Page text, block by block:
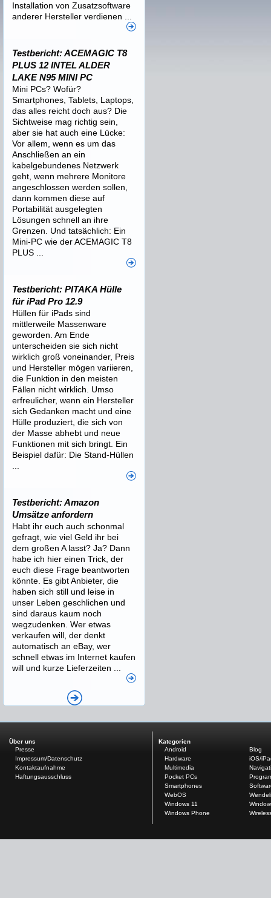
Installation von Zusatzsoftware
anderer Hersteller verdienen ...
Testbericht: ACEMAGIC T8
PLUS 12 INTEL ALDER
LAKE N95 MINI PC
Mini PCs? Wofür?
Smartphones, Tablets, Laptops,
das alles reicht doch aus? Die
Sichtweise mag richtig sein,
aber sie hat auch eine Lücke:
Vor allem, wenn es um das
Anschließen an ein
kabelgebundenes Netzwerk
geht, wenn mehrere Monitore
angeschlossen werden sollen,
dann kommen diese auf
Portabilität ausgelegten
Lösungen schnell an ihre
Grenzen. Und tatsächlich: Ein
Mini-PC wie der ACEMAGIC T8
PLUS ...
Testbericht: PITAKA Hülle
für iPad Pro 12.9
Hüllen für iPads sind
mittlerweile Massenware
geworden. Am Ende
unterscheiden sie sich nicht
wirklich groß voneinander, Preis
und Hersteller mögen variieren,
die Funktion in den meisten
Fällen nicht wirklich. Umso
erfreulicher, wenn ein Hersteller
sich Gedanken macht und eine
Hülle produziert, die sich von
der Masse abhebt und neue
Funktionen mit sich bringt. Ein
Beispiel dafür: Die Stand-Hüllen
Testbericht: Amazon
Umsätze anfordern
Habt ihr euch auch schonmal
gefragt, wie viel Geld ihr bei
dem großen A lasst? Ja? Dann
habe ich hier einen Trick, der
euch diese Frage beantworten
könnte. Es gibt Anbieter, die
haben sich still und leise in
unser Leben geschlichen und
sind daraus kaum noch
wegzudenken. Wer etwas
verkaufen will, der denkt
automatisch an eBay, wer
schnell etwas im Internet kaufen
will und kurze Lieferzeiten ...
Über uns
Presse
Impressum/Datenschutz
Kontaktaufnahme
Haftungsausschluss
Kategorien
Android
Blog
Hardware
iOS/
Multimedia
Pocket PCs
Smartphones
WebOS
Windows 11
Windows Phone